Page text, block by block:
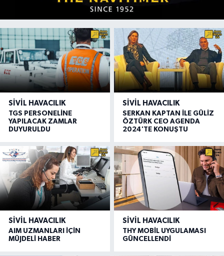
SIVIL HAVACILIK
TGS PERSONELİNE
YAPILACAK ZAMLAR
DUYURULDU
SIVIL HAVACILIK
SERKAN KAPTAN İLE GÜLİZ
ÖZTÜRK CEO AGENDA
2024'TE KONUŞTU
SIVIL HAVACILIK
AIM UZMANLARI İÇİN
MÜJDELİ HABER
SIVIL HAVACILIK
THY MOBİL UYGULAMASI
GÜNCELLENDİ